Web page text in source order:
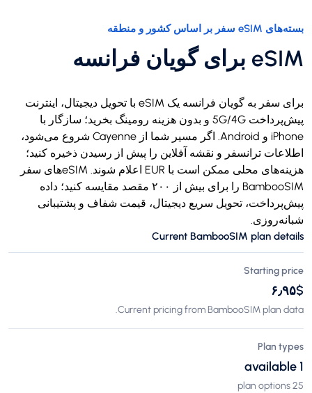
بسته‌های eSIM سفر بر اساس کشور و منطقه
eSIM برای گویان فرانسه
برای سفر به گویان فرانسه یک eSIM با تحویل دیجیتال، اینترنت
پیش‌پرداخت 5G/4G و بدون هزینه رومینگ بخرید؛ سازگار با
iPhone و Android. اگر مسیر شما از Cayenne شروع می‌شود،
اطلاعات ترانسفر و نقشه آفلاین را پیش از رسیدن ذخیره کنید؛
هزینه‌های محلی ممکن است با EUR اعلام شوند. eSIMهای سفر
BambooSIM را برای بیش از ۲۰۰ مقصد مقایسه کنید؛ داده
پیش‌پرداخت، تحویل سریع دیجیتال، قیمت شفاف و پشتیبانی
شبانه‌روزی.
Current BambooSIM plan details
Starting price
$‎۶٫۹۵
Current pricing from BambooSIM plan data.
Plan types
1 available
25 plan options